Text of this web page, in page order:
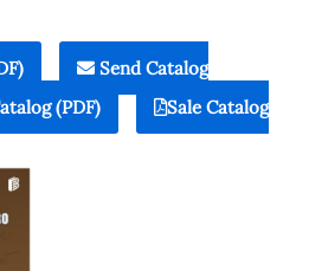
Send Catalog
(PDF)
Sale Catalog